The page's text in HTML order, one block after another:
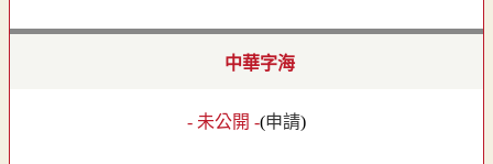
中華字海
- 未公開 -(申請)